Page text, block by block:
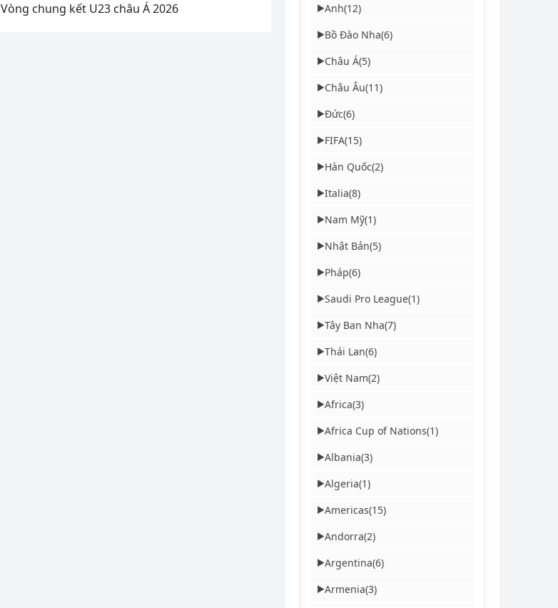
Vòng chung kết U23 châu Á 2026 ▶Anh(12)
▶Bồ Đào Nha(6)
▶Châu Á(5)
▶Châu Âu(11)
▶Đức(6)
▶FIFA(15)
▶Hàn Quốc(2)
▶Italia(8)
▶Nam Mỹ(1)
▶Nhật Bản(5)
▶Pháp(6)
▶Saudi Pro League(1)
▶Tây Ban Nha(7)
▶Thái Lan(6)
▶Việt Nam(2)
▶Africa(3)
▶Africa Cup of Nations(1)
▶Albania(3)
▶Algeria(1)
▶Americas(15)
▶Andorra(2)
▶Argentina(6)
▶Armenia(3)